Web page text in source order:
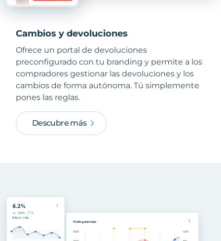
Cambios y devoluciones
Ofrece un portal de devoluciones
preconfigurado con tu branding y permite a los
compradores gestionar las devoluciones y los
cambios de forma autónoma. Tú simplemente
pones las reglas.
Descubre más